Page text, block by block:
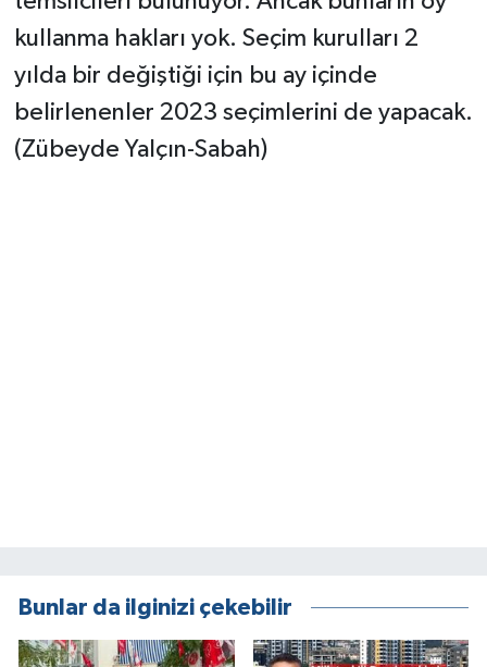
kullanma hakları yok. Seçim kurulları 2
yılda bir değiştiği için bu ay içinde
belirlenenler 2023 seçimlerini de yapacak.
(Zübeyde Yalçın-Sabah)
Bunlar da ilginizi çekebilir